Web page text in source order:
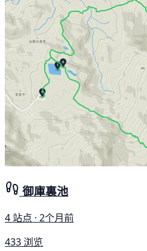
御庫裏池
4 站点 · 2个月前
433 浏览